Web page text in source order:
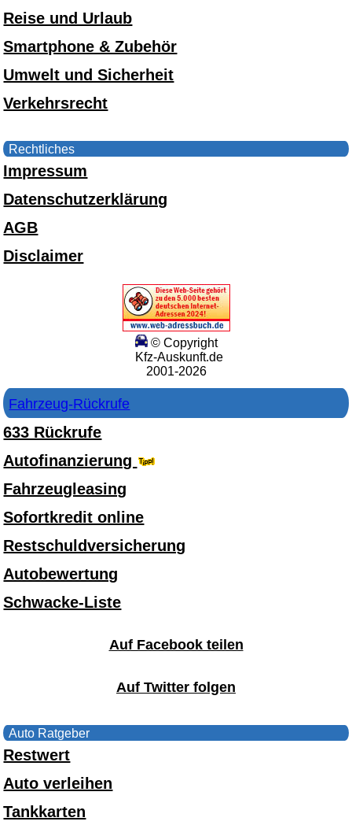
Reise und Urlaub
Smartphone & Zubehör
Umwelt und Sicherheit
Verkehrsrecht
Rechtliches
Impressum
Datenschutzerklärung
AGB
Disclaimer
© Copyright
Kfz-Auskunft.de
2001-2026
Fahrzeug-Rückrufe
633 Rückrufe
Autofinanzierung
Fahrzeugleasing
Sofortkredit online
Restschuldversicherung
Autobewertung
Schwacke-Liste
Auf Facebook teilen
Auf Twitter folgen
Auto Ratgeber
Restwert
Auto verleihen
Tankkarten